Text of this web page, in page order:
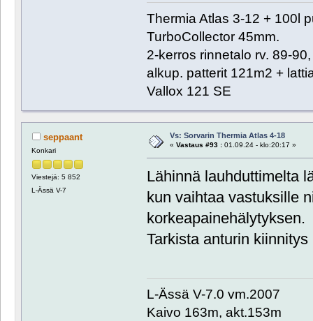
Thermia Atlas 3-12 + 100l
TurboCollector 45mm.
2-kerros rinnetalo rv. 89-
alkup. patterit 121m2 +
Vallox 121 SE
seppaant
Konkari
Viestejä: 5 852
L-Ässä V-7
Vs: Sorvarin Thermia Atlas 4-18
« Vastaus #93 :01.09.24 - klo:20:17 »
Lähinnä lauhduttimelta
kun vaihtaa vastuksille
korkeapainehälytyksen.
Tarkista anturin kiinnitys
L-Ässä V-7.0 vm.2007
Kaivo 163m, akt.153m